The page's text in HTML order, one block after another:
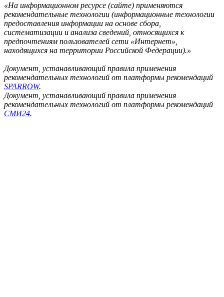
«На информационном ресурсе (сайте) применяются
рекомендательные технологии (информационные технологии
предоставления информации на основе сбора,
систематизации и анализа сведений, относящихся к
предпочтениям пользователей сети «Интернет»,
находящихся на территории Российской Федерации).»
Документ, устанавливающий правила применения
рекомендательных технологий от платформы рекомендаций
SPARROW.
Документ, устанавливающий правила применения
рекомендательных технологий от платформы рекомендаций
СМИ24.